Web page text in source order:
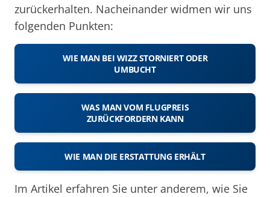
zurückerhalten. Nacheinander widmen wir uns
folgenden Punkten:
WIE MAN BEI WIZZ STORNIERT ODER
UMBUCHT
WAS MAN VOM FLUGPREIS
ZURÜCKFORDERN KANN
WIE MAN DIE ERSTATTUNG ERHÄLT
Im Artikel erfahren Sie unter anderem, wie Sie